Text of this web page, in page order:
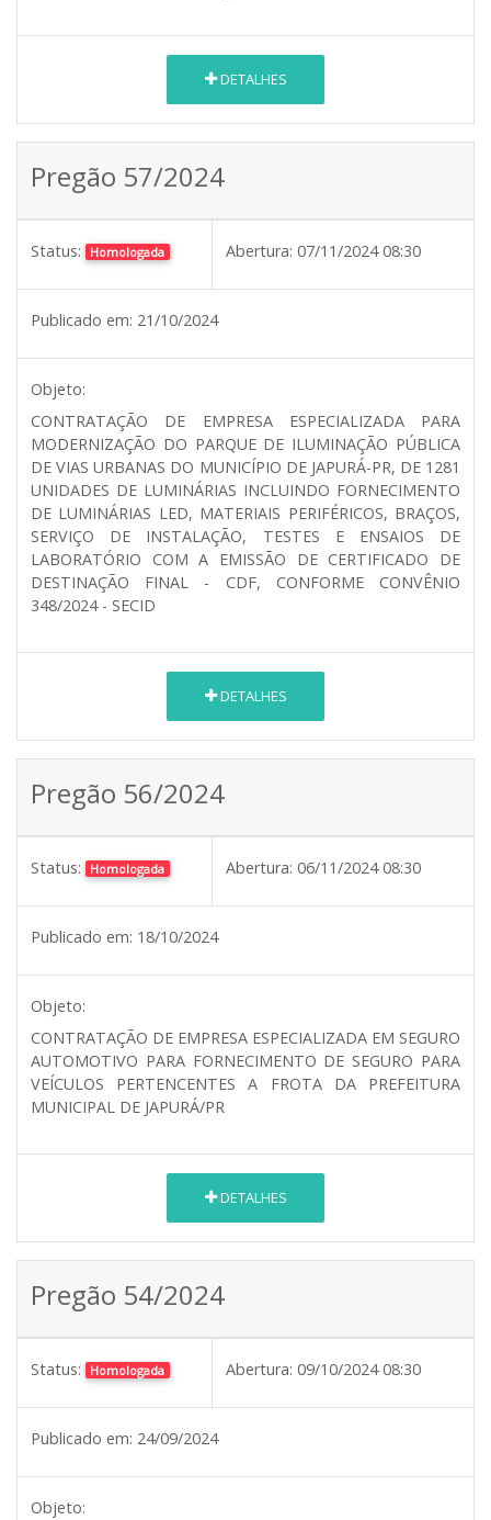
DETALHES
Pregão 57/2024
Status: Homologada Abertura: 07/11/2024 08:30
Publicado em: 21/10/2024
Objeto:
CONTRATAÇÃO DE EMPRESA ESPECIALIZADA PARA
MODERNIZAÇÃO DO PARQUE DE ILUMINAÇÃO PÚBLICA
DE VIAS URBANAS DO MUNICÍPIO DE JAPURÁ-PR, DE 1281
UNIDADES DE LUMINÁRIAS INCLUINDO FORNECIMENTO
DE LUMINÁRIAS LED, MATERIAIS PERIFÉRICOS, BRAÇOS,
SERVIÇO DE INSTALAÇÃO, TESTES E ENSAIOS DE
LABORATÓRIO COM A EMISSÃO DE CERTIFICADO DE
DESTINAÇÃO FINAL - CDF, CONFORME CONVÊNIO
348/2024 - SECID
DETALHES
Pregão 56/2024
Status: Homologada Abertura: 06/11/2024 08:30
Publicado em: 18/10/2024
Objeto:
CONTRATAÇÃO DE EMPRESA ESPECIALIZADA EM SEGURO
AUTOMOTIVO PARA FORNECIMENTO DE SEGURO PARA
VEÍCULOS PERTENCENTES A FROTA DA PREFEITURA
MUNICIPAL DE JAPURÁ/PR
DETALHES
Pregão 54/2024
Status: Homologada Abertura: 09/10/2024 08:30
Publicado em: 24/09/2024
Objeto: